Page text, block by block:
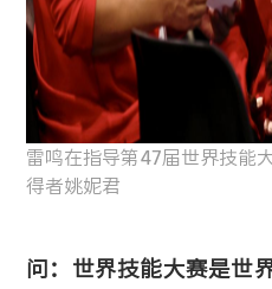
雷鸣在指导第47届世界技能
得者姚妮君
问：世界技能大赛是世